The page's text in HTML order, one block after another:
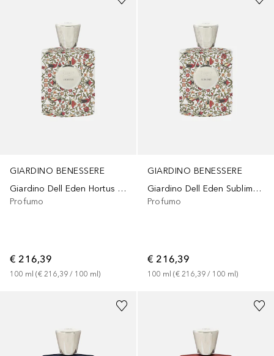
GIARDINO BENESSERE
Giardino Dell Eden Hortus Extrait de Parfum
Profumo
€ 216,39
100 ml (€ 216,39 / 100 ml)
GIARDINO BENESSERE
Giardino Dell Eden Sublime Extrait de Parfum
Profumo
€ 216,39
100 ml (€ 216,39 / 100 ml)